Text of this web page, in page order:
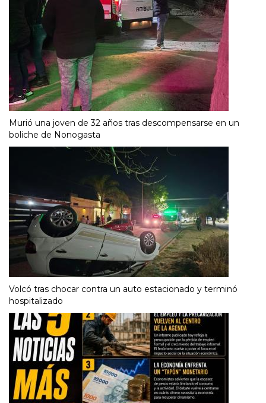
Murió una joven de 32 años tras descompensarse en un
boliche de Nonogasta
Volcó tras chocar contra un auto estacionado y terminó
hospitalizado